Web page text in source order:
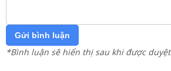
Gửi bình luận
*Bình luận sẽ hiển thị sau khi được duyệt